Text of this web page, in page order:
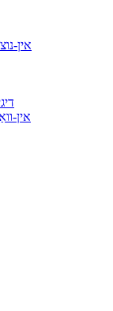
אין-
אין-